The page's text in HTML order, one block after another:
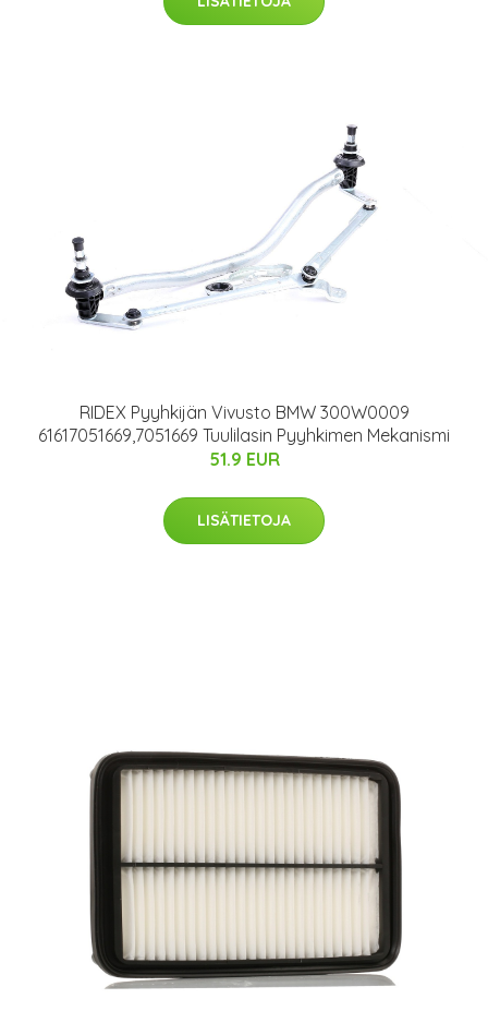
RIDEX Pyyhkijän Vivusto BMW 300W0009
61617051669,7051669 Tuulilasin Pyyhkimen Mekanismi
51.9 EUR
LISÄTIETOJA